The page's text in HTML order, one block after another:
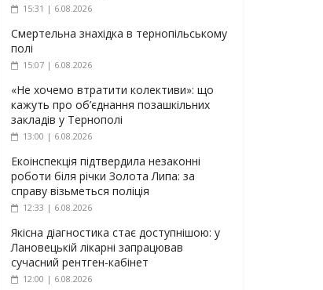
15:31 | 6.08.2026
Смертельна знахідка в тернопільському
полі
15:07 | 6.08.2026
«Не хочемо втратити колективи»: що
кажуть про об’єднання позашкільних
закладів у Тернополі
13:00 | 6.08.2026
Екоінспекція підтвердила незаконні
роботи біля річки Золота Липа: за
справу візьметься поліція
12:33 | 6.08.2026
Якісна діагностика стає доступнішою: у
Лановецькій лікарні запрацював
сучасний рентген-кабінет
12:00 | 6.08.2026